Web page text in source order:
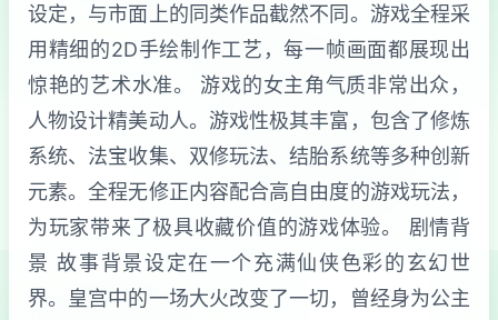
设定，与市面上的同类作品截然不同。游戏全程采
用精细的2D手绘制作工艺，每一帧画面都展现出
惊艳的艺术水准。 游戏的女主角气质非常出众，
人物设计精美动人。游戏性极其丰富，包含了修炼
系统、法宝收集、双修玩法、结胎系统等多种创新
元素。全程无修正内容配合高自由度的游戏玩法，
为玩家带来了极具收藏价值的游戏体验。 剧情背
景 故事背景设定在一个充满仙侠色彩的玄幻世
界。皇宫中的一场大火改变了一切，曾经身为公主